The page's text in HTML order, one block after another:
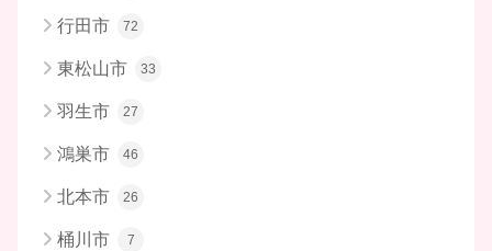
行田市 72
東松山市 33
羽生市 27
鴻巣市 46
北本市 26
桶川市 7